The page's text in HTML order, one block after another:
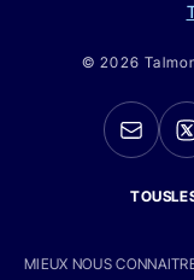
© 2026
MIEUX NOUS